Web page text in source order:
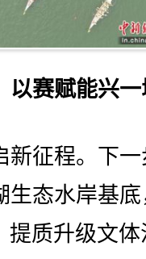
以赛赋能兴一
征程。下一
生态水岸基
提质升级文